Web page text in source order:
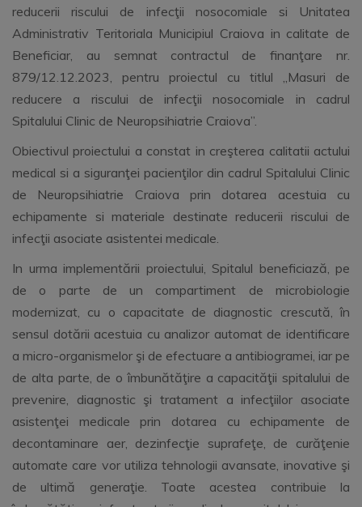
reducerii riscului de infecţii nosocomiale si Unitatea
Administrativ Teritoriala Municipiul Craiova in calitate de
Beneficiar, au semnat contractul de finanţare nr.
879/12.12.2023, pentru proiectul cu titlul „Masuri de
reducere a riscului de infecţii nosocomiale in cadrul
Spitalului Clinic de Neuropsihiatrie Craiova”.
Obiectivul proiectului a constat in creşterea calitatii actului
medical si a siguranţei pacienţilor din cadrul Spitalului Clinic
de Neuropsihiatrie Craiova prin dotarea acestuia cu
echipamente si materiale destinate reducerii riscului de
infecţii asociate asistentei medicale.
In urma implementării proiectului, Spitalul beneficiază, pe
de o parte de un compartiment de microbiologie
modernizat, cu o capacitate de diagnostic crescută, în
sensul dotării acestuia cu analizor automat de identificare
a micro-organismelor şi de efectuare a antibiogramei, iar pe
de alta parte, de o îmbunătăţire a capacităţii spitalului de
prevenire, diagnostic şi tratament a infecţiilor asociate
asistenţei medicale prin dotarea cu echipamente de
decontaminare aer, dezinfecţie suprafeţe, de curăţenie
automate care vor utiliza tehnologii avansate, inovative şi
de ultimă generaţie. Toate acestea contribuie la